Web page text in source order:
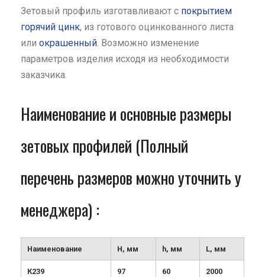
Зетовый профиль изготавливают с покрытием
горячий цинк, из готового оцинкованного листа
или окрашенный. Возможно изменение
параметров изделия исходя из необходимости
заказчика.
Наименование и основные размеры
зетовых профилей (Полный
перечень размеров можно уточнить у
менеджера) :
Наименование Н, мм h, мм L, мм
К239 97 60 2000